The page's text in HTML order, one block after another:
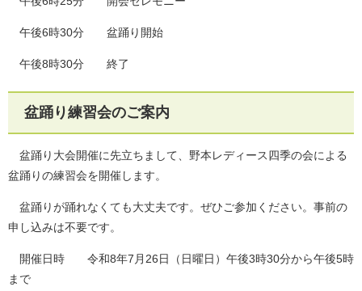
午後6時30分 盆踊り開始
午後8時30分 終了
盆踊り練習会のご案内
盆踊り大会開催に先立ちまして、野本レディース四季の会による
盆踊りの練習会を開催します。
盆踊りが踊れなくても大丈夫です。ぜひご参加ください。事前の
申し込みは不要です。
開催日時 令和8年7月26日（日曜日）午後3時30分から午後5時
まで